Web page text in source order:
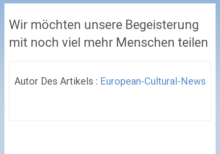
Wir möchten unsere Begeisterung
mit noch viel mehr Menschen teilen
Autor Des Artikels : European-Cultural-News